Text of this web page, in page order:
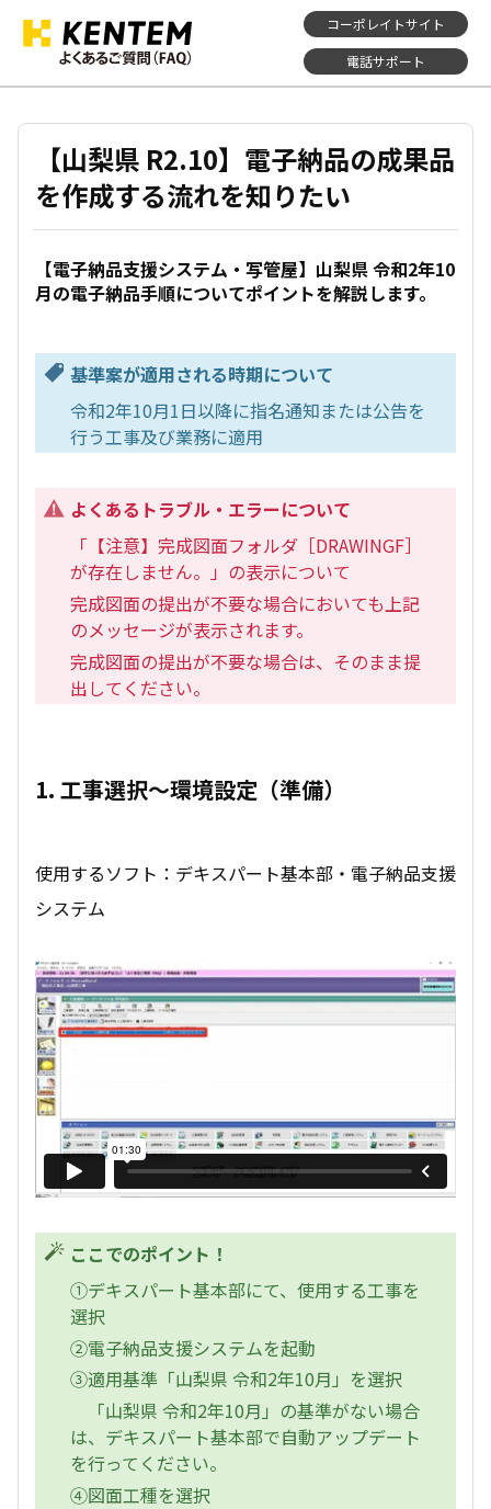
コーポレイトサイト
電話サポート
【山梨県 R2.10】電子納品の成果品
を作成する流れを知りたい
【電子納品支援システム・写管屋】山梨県 令和2年10
月の電子納品手順についてポイントを解説します。
基準案が適用される時期について
令和2年10月1日以降に指名通知または公告を
行う工事及び業務に適用
よくあるトラブル・エラーについて
「【注意】完成図面フォルダ［DRAWINGF］
が存在しません。」の表示について
完成図面の提出が不要な場合においても上記
のメッセージが表示されます。
完成図面の提出が不要な場合は、そのまま提
出してください。
1. 工事選択～環境設定（準備）
使用するソフト：デキスパート基本部・電子納品支援
システム
ここでのポイント！
①デキスパート基本部にて、使用する工事を
選択
②電子納品支援システムを起動
③適用基準「山梨県 令和2年10月」を選択
「山梨県 令和2年10月」の基準がない場合
は、デキスパート基本部で自動アップデート
を行ってください。
④図面工種を選択